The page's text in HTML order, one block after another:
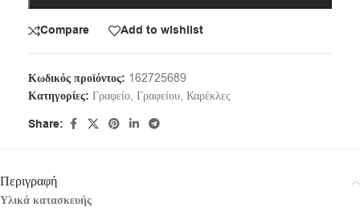
Compare Add to wishlist
Κωδικός προϊόντος: 162725689
Κατηγορίες: Γραφείο, Γραφείου, Καρέκλες
Share:
Περιγραφή
Υλικά κατασκευής